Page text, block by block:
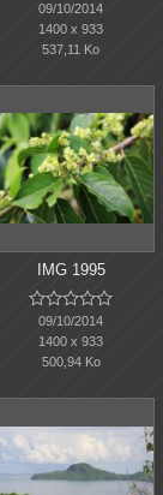
09/10/2014
1400 x 933
537,11 Ko
IMG 1995

09/10/2014
1400 x 933
500,94 Ko